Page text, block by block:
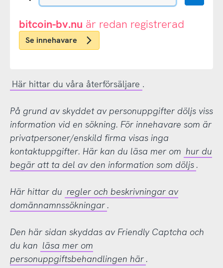
eller
.nu-
domän
bitcoin-bv.nu är redan registrerad
Se innehavare
Här hittar du våra återförsäljare .
På grund av skyddet av personuppgifter döljs viss
information vid en sökning. För innehavare som är
privatpersoner/enskild firma visas inga
kontaktuppgifter. Här kan du läsa mer om hur du
begär att ta del av den information som döljs .
Här hittar du regler och beskrivningar av
domännamnssökningar .
Den här sidan skyddas av Friendly Captcha och
du kan läsa mer om
personuppgiftsbehandlingen här .